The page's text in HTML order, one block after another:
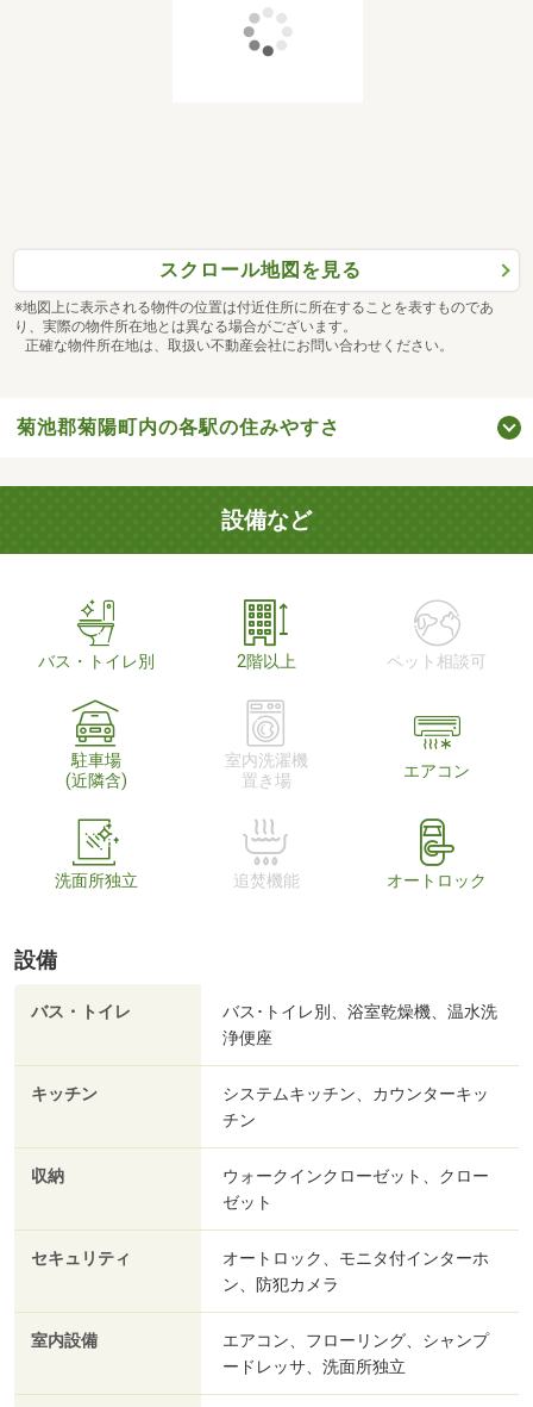
スクロール地図を見る
※地図上に表示される物件の位置は付近住所に所在することを表すものであ
り、実際の物件所在地とは異なる場合がございます。
正確な物件所在地は、取扱い不動産会社にお問い合わせください。
菊池郡菊陽町内の各駅の住みやすさ
設備など
バス・トイレ別 2階以上 ペット相談可
駐車場
(近隣含)
室内洗濯機
置き場
エアコン
洗面所独立 追焚機能 オートロック
設備
バス・トイレ
バス･トイレ別、浴室乾燥機、温水洗
浄便座
キッチン
システムキッチン、カウンターキッ
チン
収納
ウォークインクローゼット、クロー
ゼット
セキュリティ
オートロック、モニタ付インターホ
ン、防犯カメラ
室内設備
エアコン、フローリング、シャンプ
ードレッサ、洗面所独立